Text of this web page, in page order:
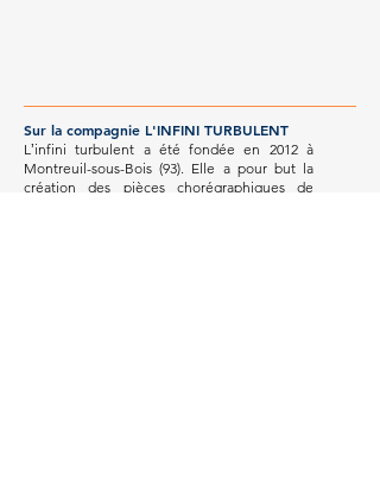
Sur la compagnie L'INFINI TURBULENT
Lʼinfini turbulent a été fondée en 2012 à
Montreuil-sous-Bois (93). Elle a pour but la
création des pièces chorégraphiques de